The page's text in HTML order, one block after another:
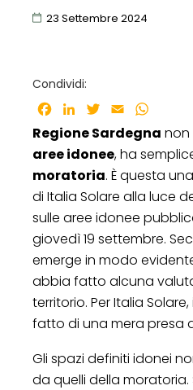
23 Settembre 2024
Condividi:
Facebook
LinkedInTwitter
Email
Regione Sardegna non
aree idonee, ha
moratoria. È questa
di Italia Solare alla luce
sulle aree idonee
giovedì 19 settembre.
emerge in modo
abbia fatto alcuna
territorio. Per Italia
fatto di una mera presa
Gli spazi definiti idonei
da quelli della